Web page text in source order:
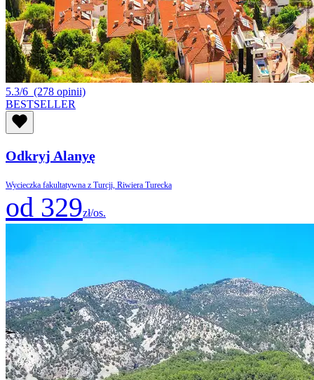
5.3/6 (278 opinii)
BESTSELLER
Odkryj Alanyę
Wycieczka fakultatywna z Turcji, Riwiera Turecka
od 329zł/os.